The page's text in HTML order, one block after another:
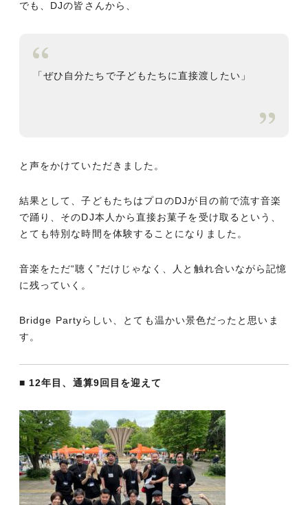
でも、DJの皆さんから、
「ぜひ自分たちで子どもたちに直接渡したい」
と声をかけていただきました。
結果として、子どもたちはプロのDJが目の前で流す音楽
で踊り、そのDJ本人から直接お菓子を受け取るという、
とても特別な時間を体験することになりました。
音楽をただ“聴く”だけじゃなく、人と触れ合いながら記憶
に残っていく。
Bridge Partyらしい、とても温かい景色だったと思いま
す。
■ 12年目、通算9回目を迎えて